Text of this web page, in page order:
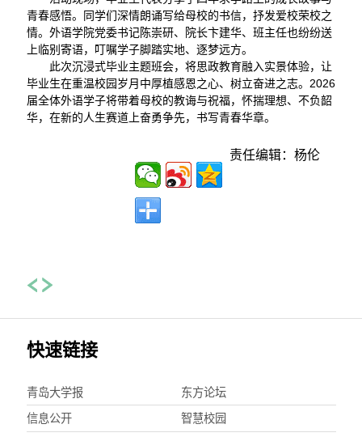
青春感悟。同学们深情朗诵写给母校的书信，抒发爱校荣校之
情。外语学院党委书记陈崇研、院长卞建华、班主任也纷纷送
上临别寄语，叮嘱学子脚踏实地、逐梦远方。
此次沉浸式毕业主题班会，将思政教育融入实景体验，让
毕业生在重温校园岁月中厚植感恩之心、树立奋进之志。2026
届全体外语学子将带着母校的教诲与祝福，怀揣理想、不负韶
华，在新的人生赛道上奋勇争先，书写青春华章。
责任编辑：杨伦
快速链接
青岛大学报 东方论坛
信息公开 智慧校园